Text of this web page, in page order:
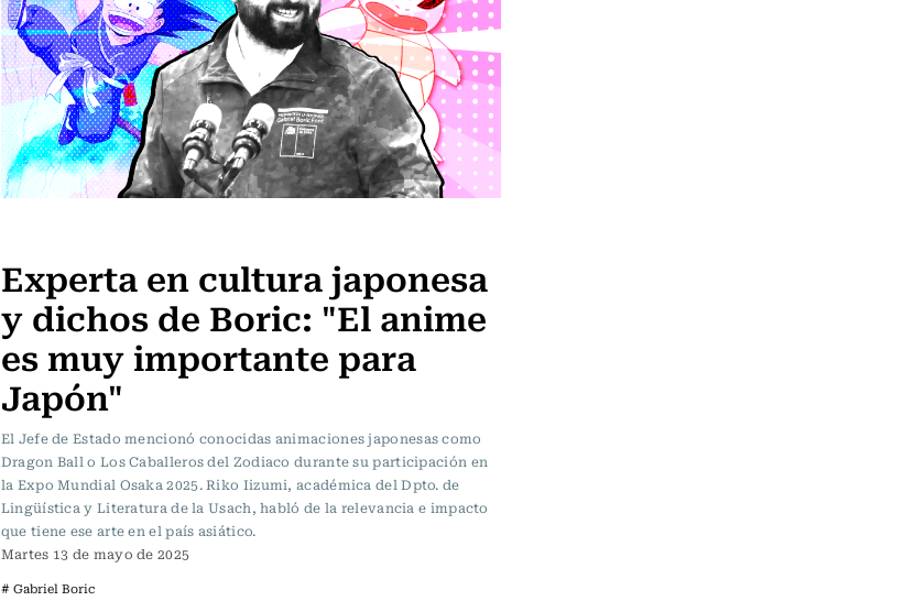
Experta en cultura japonesa
y dichos de Boric: "El anime
es muy importante para
Japón"
El Jefe de Estado mencionó conocidas animaciones japonesas como
Dragon Ball o Los Caballeros del Zodiaco durante su participación en
la Expo Mundial Osaka 2025. Riko Iizumi, académica del Dpto. de
Lingüística y Literatura de la Usach, habló de la relevancia e impacto
que tiene ese arte en el país asiático.
Martes 13 de mayo de 2025
# Gabriel Boric